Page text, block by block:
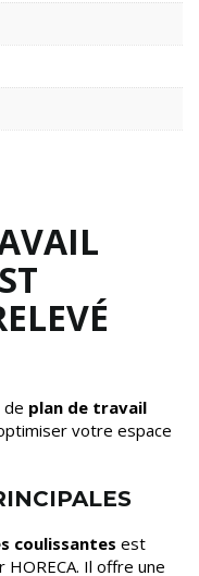
de plan de travail
votre espace
coulissantes est
Il offre une